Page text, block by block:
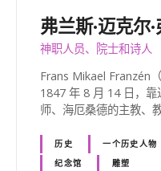
弗兰斯·迈克尔
神职人员、院士和诗人
Frans Mikael Franzén
1847 年 8 月 14 日，
师、海厄桑德的主教、
历史 一个历史人物
纪念馆
雕塑